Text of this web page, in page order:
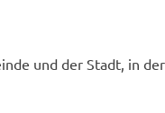
und der Stadt, in